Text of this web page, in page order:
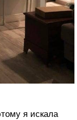
я искала